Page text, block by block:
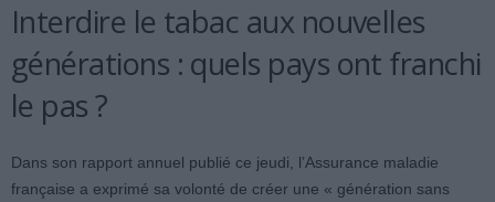
Interdire le tabac aux nouvelles
générations : quels pays ont franchi
le pas ?
Dans son rapport annuel publié ce jeudi, l’Assurance maladie
française a exprimé sa volonté de créer une « génération sans